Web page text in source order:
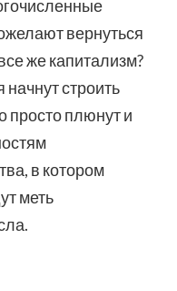
вернуться
же капитализм?
начнут строить
просто плюнут и
в котором
меть